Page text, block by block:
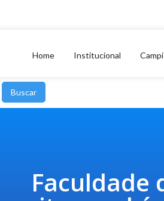
Home Institucional Campi
Faculdade